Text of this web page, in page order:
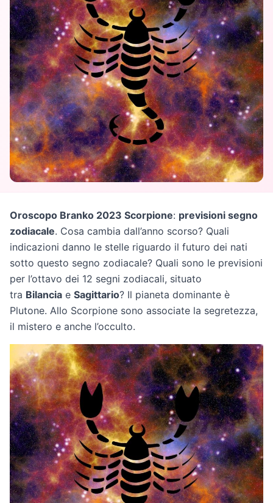
Oroscopo Branko 2023 Scorpione: previsioni segno
zodiacale. Cosa cambia dall’anno scorso? Quali
indicazioni danno le stelle riguardo il futuro dei nati
sotto questo segno zodiacale? Quali sono le previsioni
per l’ottavo dei 12 segni zodiacali, situato
tra Bilancia e Sagittario? Il pianeta dominante è
Plutone. Allo Scorpione sono associate la segretezza,
il mistero e anche l’occulto.